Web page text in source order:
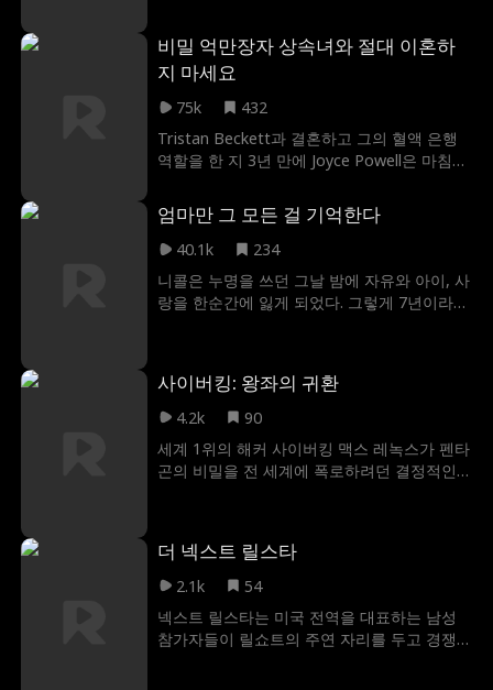
가 있습니다… Adrian Lewis가 혼수상태에 빠
졌습니다!
비밀 억만장자 상속녀와 절대 이혼하
지 마세요
75k
432
Tristan Beckett과 결혼하고 그의 혈액 은행
역할을 한 지 3년 만에 Joyce Powell은 마침내
돈 때문에 그와 결혼한 헛된 소녀라고 생각했
습니다. 그는 그녀가 비밀 억만장자 상속녀라
는 사실을 거의 알지 못했습니다! 트리스탄은
조이스의 마음을 되찾을 수 있을까요? 아니면
그녀는 훨씬 더 어린 큐티 파이 윌리엄 포프에
게 반하게 될까요?
엄마만 그 모든 걸 기억한다
40.1k
234
니콜은 누명을 쓰던 그날 밤에 자유와 아이, 사
랑을 한순간에 잃게 되었다. 그렇게 7년이라는
지 못하고 여전히 헤어 나오지 못하던 중 정체
를 모르는 새 보모에게 알 수 없는 끌림을 느끼
히 드러나게 되고, 묻어두었던 기억이 되살아
나게 된다. 그리고 빼앗겼던 딸 릴라가 두 사람
녀를 잊은 적이 없는데...
사이버킹: 왕좌의 귀환
4.2k
90
세계 1위의 해커 사이버킹 맥스 레녹스가 펜타
곤의 비밀을 전 세계에 폭로하려던 결정적인
긴 채 모든 기억을 잃어버린 맥스. 그런 맥스에
게 다정한 프로그래머 수키 러스킨이 구원의
고 맥스를 죽이려 했던 배후를 밝혀내기 위해
함께 움직이기 시작한다. 과연 맥스는 모든 음
더 넥스트 릴스타
2.1k
54
넥스트 릴스타는 미국 전역을 대표하는 남성
참가자들이 릴쇼트의 주연 자리를 두고 경쟁